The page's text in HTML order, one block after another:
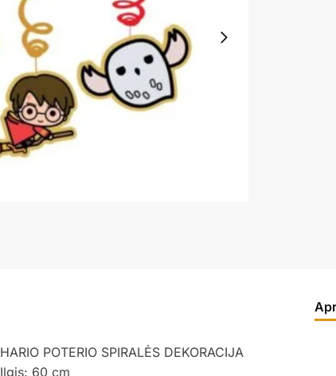
HARIO POTERIO SPIRALĖS DEKORACIJA
Ilgis: 60 cm